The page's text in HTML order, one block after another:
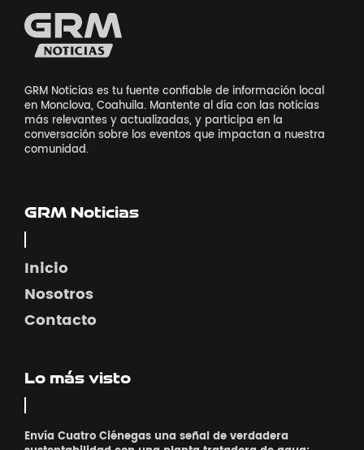
GRM Noticias es tu fuente confiable de información local
en Monclova, Coahuila. Mantente al día con las noticias
más relevantes y actualizadas, y participa en la
conversación sobre los eventos que impactan a nuestra
comunidad.
GRM Noticias
Inicio
Nosotros
Contacto
Lo más visto
Envía Cuatro Ciénegas una señal de verdadera